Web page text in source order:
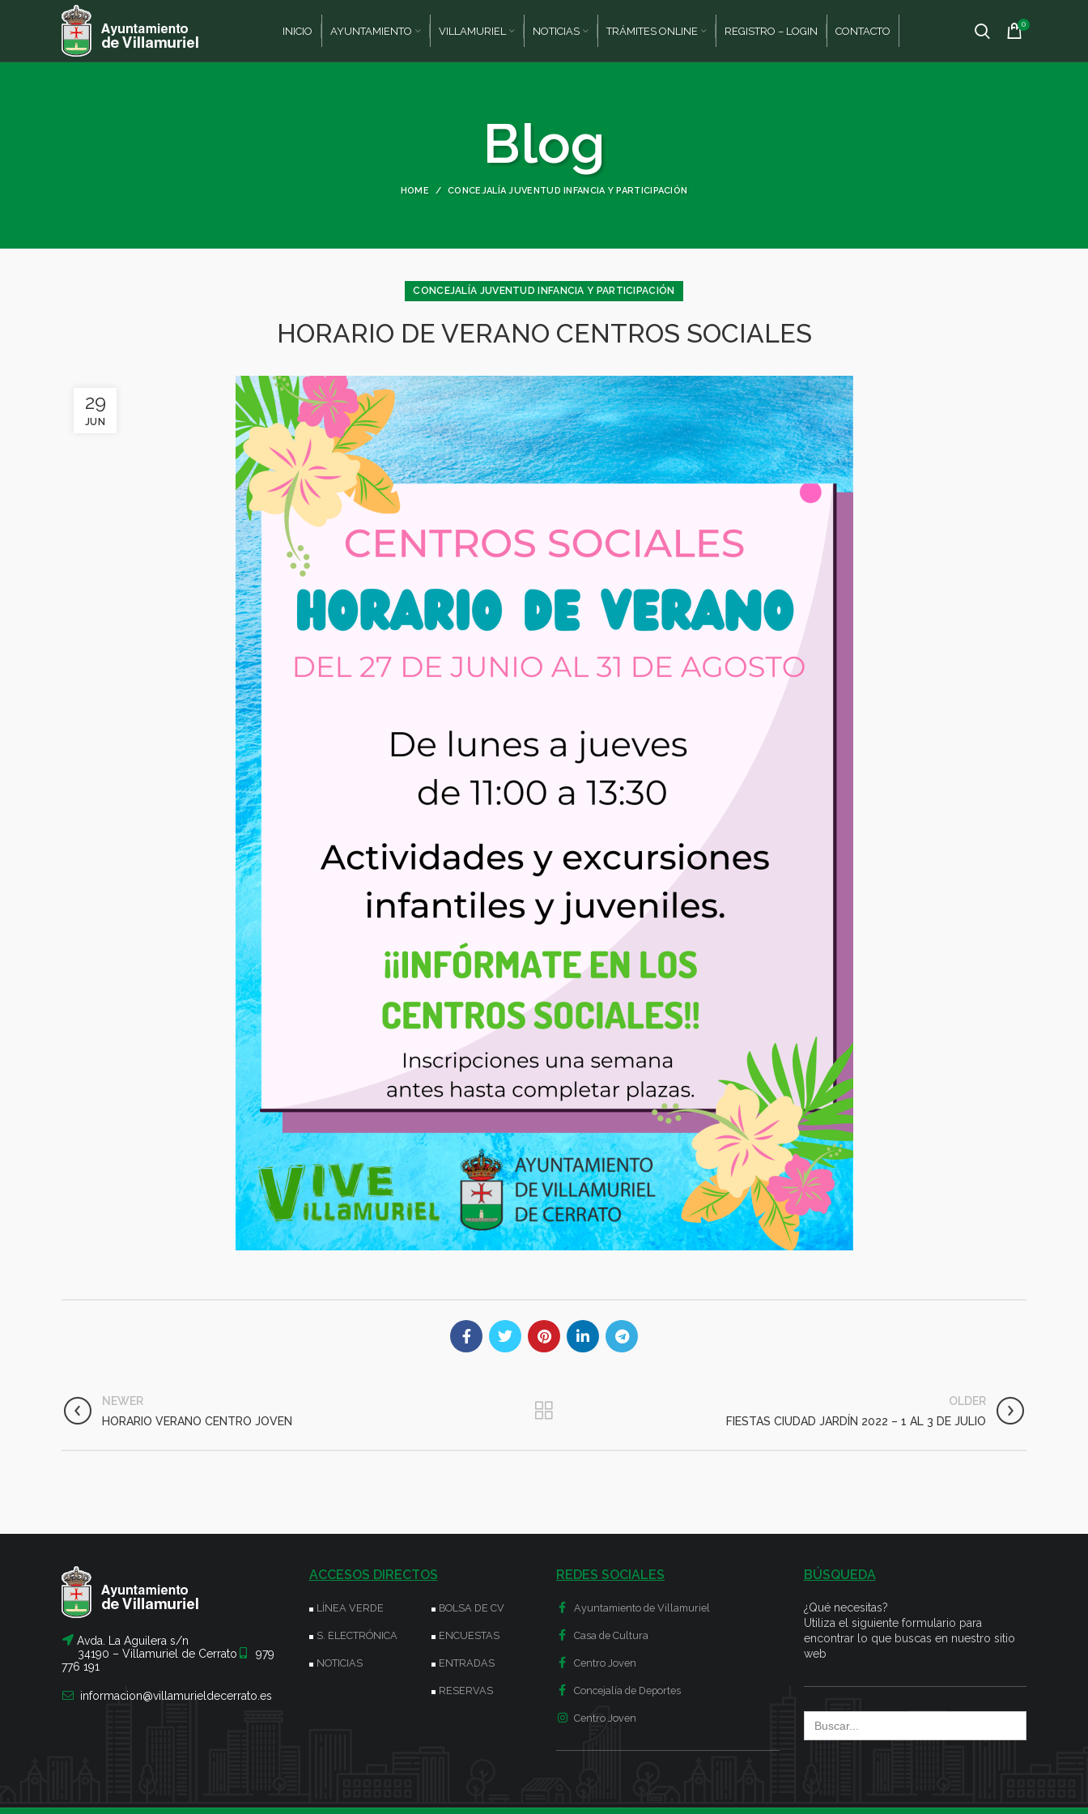
INICIO AYUNTAMIENTO VILLAMURIEL NOTICIAS TRÁMITES ONLINE REGISTRO – LOGIN CONTACTO
0
Blog
HOME CONCEJALÍA JUVENTUD INFANCIA Y PARTICIPACIÓN
CONCEJALÍA JUVENTUD INFANCIA Y PARTICIPACIÓN
HORARIO DE VERANO CENTROS SOCIALES
29
JUN
NEWER
HORARIO VERANO CENTRO JOVEN
OLDER
FIESTAS CIUDAD JARDÍN 2022 – 1 AL 3 DE JULIO
Avda. La Aguilera s/n
34190 – Villamuriel de Cerrato
979
776 191
informacion@villamurieldecerrato.es
ACCESOS DIRECTOS
LÍNEA VERDE
S. ELECTRÓNICA
NOTICIAS
BOLSA DE CV
ENCUESTAS
ENTRADAS
RESERVAS
REDES SOCIALES
Ayuntamiento de Villamuriel
Casa de Cultura
Centro Joven
Concejalía de Deportes
Centro Joven
BÚSQUEDA
¿Qué necesitas?
Utiliza el siguiente formulario para
encontrar lo que buscas en nuestro sitio
web
Search
for: